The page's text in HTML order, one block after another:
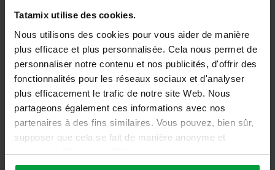
Tatamix utilise des cookies.
Nous utilisons des cookies pour vous aider de manière
plus efficace et plus personnalisée. Cela nous permet de
personnaliser notre contenu et nos publicités, d'offrir des
fonctionnalités pour les réseaux sociaux et d'analyser
plus efficacement le trafic de notre site Web. Nous
partageons également ces informations avec nos
partenaires à des fins similaires. Vous pouvez, bien sûr,
supposer que cela se fait de manière anonyme et
sécurisée. Cliquez sur 'Ok, vers le site' pour tout
accepter ou ajustez manuellement vos préférences.
36,33€
43,60 €TTC
Détails Détails